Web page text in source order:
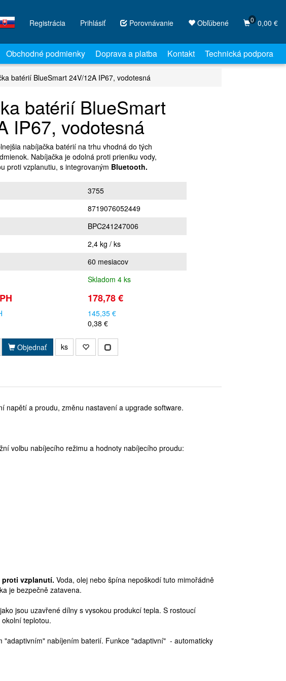
Porovnávanie Obľúbené 0 0,00 €
Registrácia Prihlásiť
Obchodné podmienky Doprava a platba Kontakt Technická podpora
batérií BlueSmart 24V/12A IP67, vodotesná
batérií BlueSmart
IP67, vodotesná
nabíjačka batérií na trhu vhodná do tých
Nabíjačka je odolná proti prieniku vody,
proti vzplanutiu, s integrovaným Bluetooth.
3755
8719076052449
BPC241247006
2,4 kg / ks
60 mesiacov
Skladom 4 ks
178,78 €
145,35 €
0,38 €
Objednať ks
napětí a proudu, změnu nastavení a upgrade software.
volbu nabíjecího režimu a hodnoty nabíjecího proudu:
proti vzplanutí. Voda, olej nebo špína nepoškodí tuto mimořádně
je bezpečně zatavena.
jsou uzavřené dílny s vysokou produkcí tepla. S rostoucí
teplotou.
"adaptivním" nabíjením baterií. Funkce "adaptivní" - automaticky